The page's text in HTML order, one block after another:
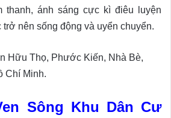
thanh, ánh sáng cực kì điêu luyện
nên sống động và uyển chuyển.
Hữu Thọ, Phước Kiến, Nhà Bè,
Chí Minh.
Sông Khu Dân Cư